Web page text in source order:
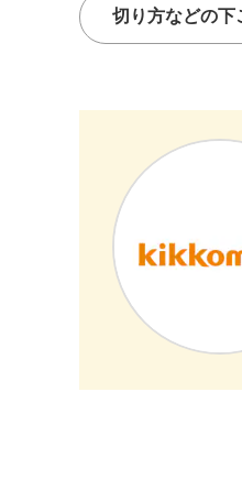
切り方などの下